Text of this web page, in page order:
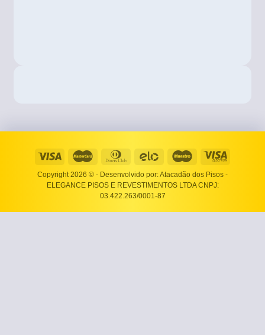
Copyright 2026 © - Desenvolvido por: Atacadão dos Pisos -
ELEGANCE PISOS E REVESTIMENTOS LTDA CNPJ:
03.422.263/0001-87